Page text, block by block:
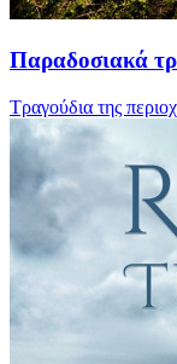
Παραδοσιακά
Τραγούδια της